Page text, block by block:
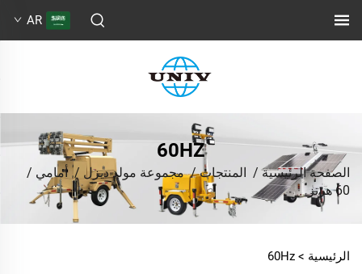
AR
60HZ
الصفحة الرئيسية/ المنتجات/مجموعة مولد ديزل /أمامي /
60 هرتز
الرئيسية > 60Hz